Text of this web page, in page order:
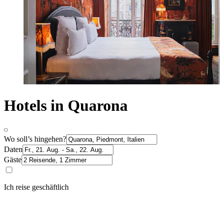
Hotels in Quarona
Wo soll’s hingehen?
Daten
Gäste
Ich reise geschäftlich